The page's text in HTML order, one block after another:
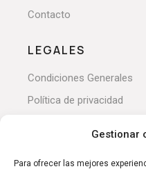
Gestionar
Para ofrecer las mejores
Contacto
LEGALES
Condiciones Generales
Política de privacidad